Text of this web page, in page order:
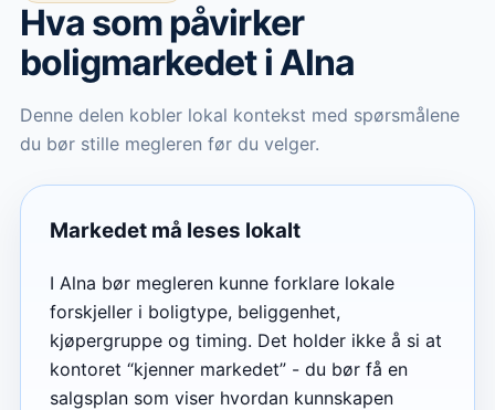
Hva som påvirker
boligmarkedeti Alna
Denne delen kobler lokal kontekst med spørsmålene
du bør stille megleren før du velger.
Markedet må leses lokalt
I Alna bør megleren kunne forklare lokale
forskjeller i boligtype, beliggenhet,
kjøpergruppe og timing. Det holder ikke å si at
kontoret “kjenner markedet” - du bør få en
salgsplan som viser hvordan kunnskapen